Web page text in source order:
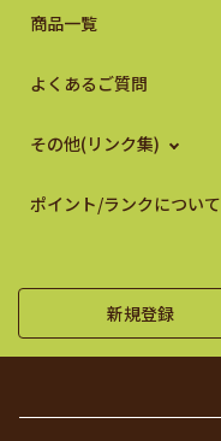
商品一覧
よくあるご質問
その他(リンク集)
ポイント/ランクについて
新規登録